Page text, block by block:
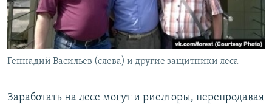
Геннадий Васильев (слева) и другие защитники леса
Заработать на лесе могут и риелторы, перепродавая